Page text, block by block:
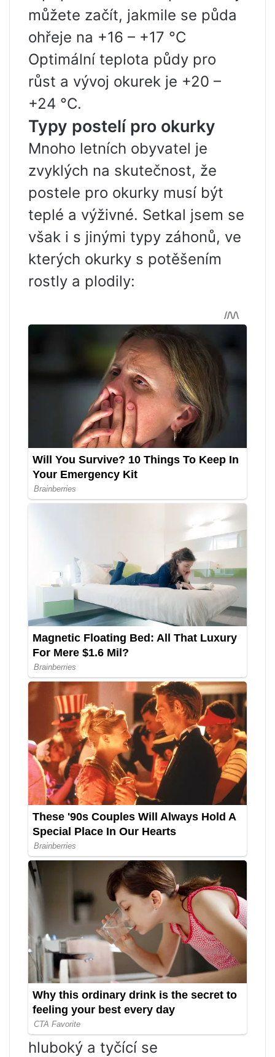
můžete začít, jakmile se půda
ohřeje na +16 – +17 °C
Optimální teplota půdy pro
růst a vývoj okurek je +20 –
+24 °C.
Typy postelí pro okurky
Mnoho letních obyvatel je
zvyklých na skutečnost, že
postele pro okurky musí být
teplé a výživné. Setkal jsem se
však i s jinými typy záhonů, ve
kterých okurky s potěšením
rostly a plodily:
hluboký a tyčící se